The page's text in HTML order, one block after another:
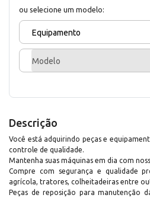
ou selecione um modelo:
Equipamento
Modelo
Descrição
Você está adquirindo peças e
controle de qualidade.
Mantenha suas máquinas em dia com
Compre com segurança e qualidade
agrícola, tratores, colheitadeiras entre
Peças de reposição para manutenção